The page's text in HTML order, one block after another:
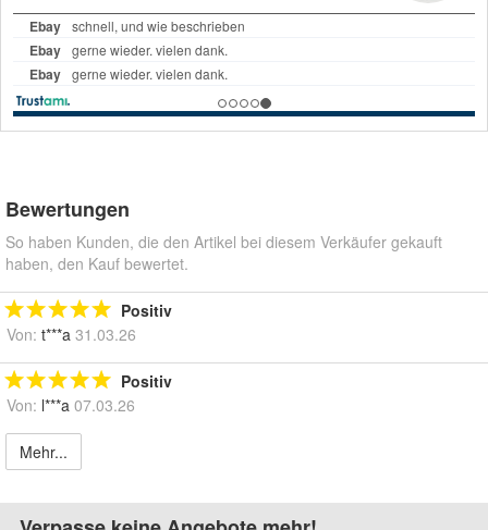
Bewertungen
So haben Kunden, die den Artikel bei diesem Verkäufer gekauft
haben, den Kauf bewertet.
Positiv
Von: t***a 31.03.26
Positiv
Von: l***a 07.03.26
Mehr...